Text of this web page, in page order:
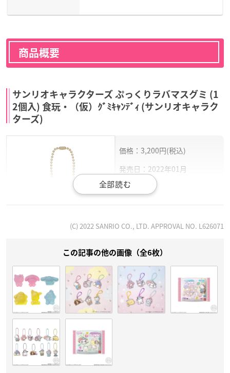
商品概要
サンリオキャラクターズ ぷっくりラバマスグミ (1
2個入) 食玩・（仮）ｸﾞﾐｷｬﾝﾃﾞｨ (サンリオキャラク
ターズ)
価格：3,200円(税込)
発売日：2022年01月
＼1月24日発売！／
「 #サンリオキャラクターズ
のお菓子売り場に登場！
サンリオキャラクターズたちのカラフルなグミにおねむデザ
インのぷっくりとしたラバーマスコット1個付き！(全12種)
(C) 2022 SANRIO CO., LTD. APPROVAL NO. L626071
この記事の他の画像（全6枚）